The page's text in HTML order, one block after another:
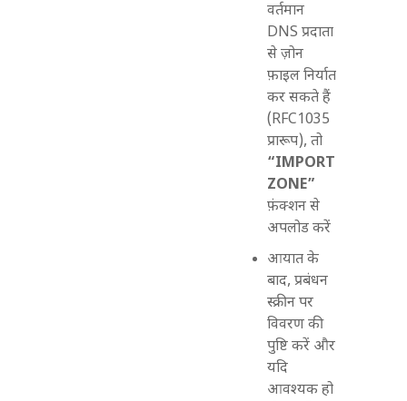
वर्तमान
DNS प्रदाता
से ज़ोन
फ़ाइल निर्यात
कर सकते हैं
(RFC1035
प्रारूप), तो
“IMPORT
ZONE”
फ़ंक्शन से
अपलोड करें
आयात के
बाद, प्रबंधन
स्क्रीन पर
विवरण की
पुष्टि करें और
यदि
आवश्यक हो